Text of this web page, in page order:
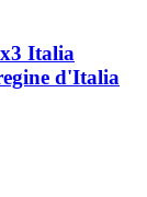
Italia
d'Italia